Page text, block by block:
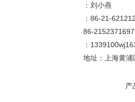
：刘小燕
：86-21-
86-2152371697
：
地址：上海黄
产